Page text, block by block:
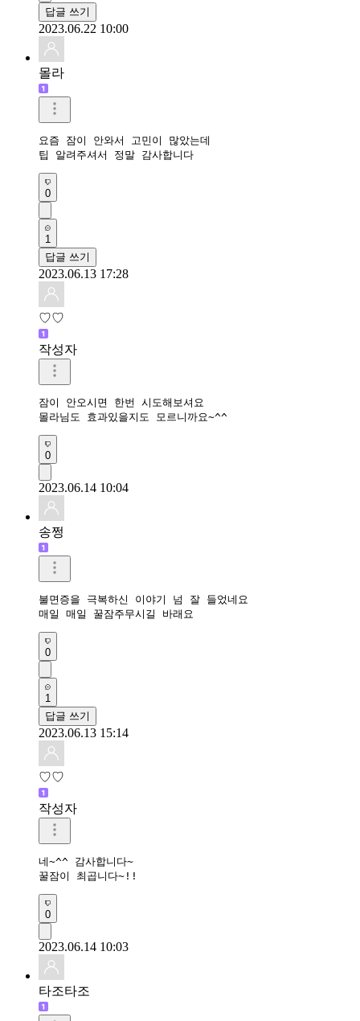
답글 쓰기
2023.06.22 10:00
몰라
요즘 잠이 안와서 고민이 많았는데
팁 알려주셔서 정말 감사합니다
0
1
답글 쓰기
2023.06.13 17:28
♡♡
작성자
잠이 안오시면 한번 시도해보셔요
몰라님도 효과있을지도 모르니까요~^^
0
2023.06.14 10:04
송쩡
불면증을 극복하신 이야기 넘 잘 들었네요
매일 매일 꿀잠주무시길 바래요
0
1
답글 쓰기
2023.06.13 15:14
♡♡
작성자
네~^^ 감사합니다~
꿀잠이 최곱니다~!!
0
2023.06.14 10:03
타조타조